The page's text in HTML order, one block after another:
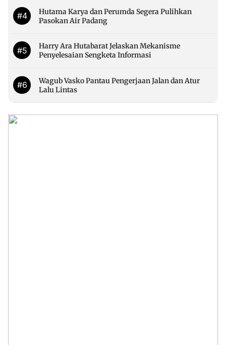
#4
Hutama Karya dan Perumda Segera Pulihkan
Pasokan Air Padang
#5
Harry Ara Hutabarat Jelaskan Mekanisme
Penyelesaian Sengketa Informasi
#6
Wagub Vasko Pantau Pengerjaan Jalan dan Atur
Lalu Lintas